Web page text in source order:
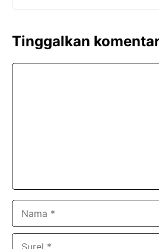
Tinggalkan